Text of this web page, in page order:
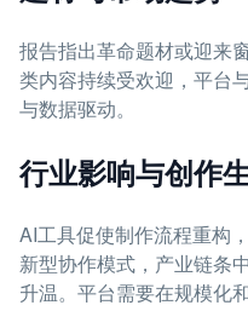
报告指出革命题材或迎来
类内容持续受欢迎，平台
与数据驱动。
行业影响与创作
AI工具促使制作流程重构
新型协作模式，产业链条
升温。平台需要在规模化